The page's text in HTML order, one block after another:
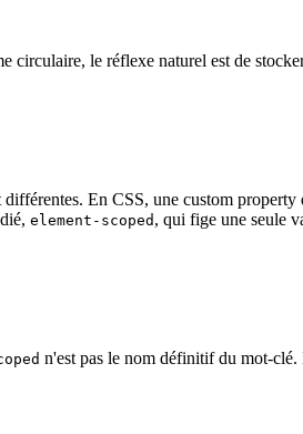
circulaire, le réflexe naturel est de
En CSS, une custom
element-scoped , qui fige une seule
n'est pas le nom définitif du mot-clé.